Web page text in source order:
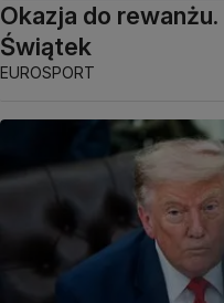
Okazja do
Świątek
EUROSPORT